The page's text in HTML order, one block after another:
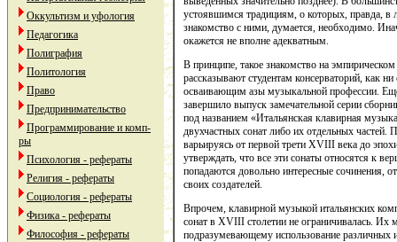
Оккультизм и уфология
Педагогика
Полиграфия
Политология
Право
Предпринимательство
Программирование и комп-
ры
Психология - рефераты
Религия - рефераты
Социология - рефераты
Физика - рефераты
Философия - рефераты
устоявшимся традициям, о которых, правда, в
знакомство с ними, думается, необходимо.
окажется не вполне адекватным.
В принципе, такое знакомство на
рассказывают студентам консерваторий, как
осваивающим азы музыкальной профессии.
завершило выпуск замечательной серии
под названием «Итальянская клавирная
двухчастных сонат либо их отдельных
варьируясь от первой трети XVIII века до
утверждать, что все эти сонаты относятся к
попадаются довольно интересные сочинения,
своих создателей.
Впрочем, клавирной музыкой итальянских
сонат в XVIII столетии не ограничивалась. Их
подразумевающему использование различных